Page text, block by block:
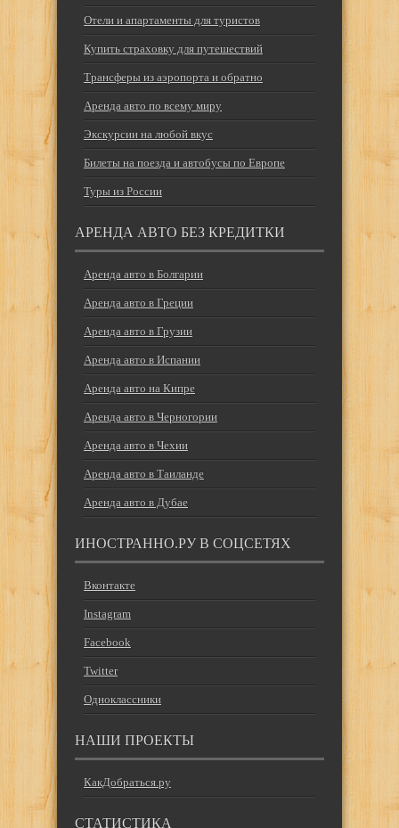
Отели и апартаменты для туристов
Купить страховку для путешествий
Трансферы из аэропорта и обратно
Аренда авто по всему миру
Экскурсии на любой вкус
Билеты на поезда и автобусы по Европе
Туры из России
АРЕНДА АВТО БЕЗ КРЕДИТКИ
Аренда авто в Болгарии
Аренда авто в Греции
Аренда авто в Грузии
Аренда авто в Испании
Аренда авто на Кипре
Аренда авто в Черногории
Аренда авто в Чехии
Аренда авто в Таиланде
Аренда авто в Дубае
ИНОСТРАННО.РУ В СОЦСЕТЯХ
Вконтакте
Instagram
Facebook
Twitter
Одноклассники
НАШИ ПРОЕКТЫ
КакДобраться.ру
СТАТИСТИКА